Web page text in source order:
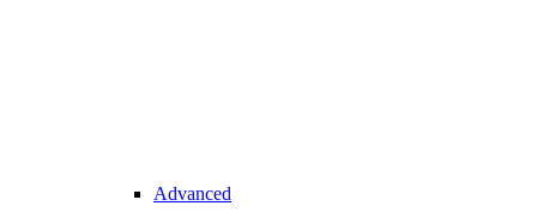
Advanced